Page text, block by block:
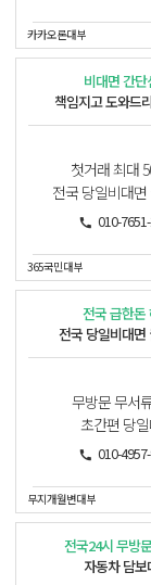
카카오론대부
비대면 간단
책임지고 도와드
첫거래 최대
전국 당일비대
010-
365국민대부
전국 급한돈
전국 당일비대면
무방문 무서
초간편 당
010-
무지개월변대부
전국24시 무방
자동차 담보